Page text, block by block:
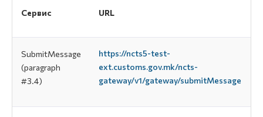
Сервис URL
SubmitMessage
(paragraph
#3.4)
https://ncts5-test-
ext.customs.gov.mk/ncts-
gateway/v1/gateway/submitMessage